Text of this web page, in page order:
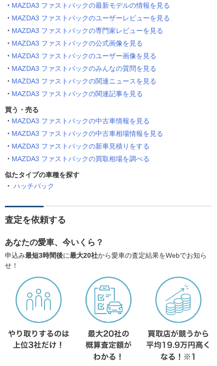
MAZDA3 ファストバックの最新モデルの情報を見る
MAZDA3 ファストバックのユーザーレビューを見る
MAZDA3 ファストバックの専門家レビューを見る
MAZDA3 ファストバックの公式画像を見る
MAZDA3 ファストバックのユーザー画像を見る
MAZDA3 ファストバックのみんなの質問を見る
MAZDA3 ファストバックの関連ニュースを見る
MAZDA3 ファストバックの関連記事を見る
買う・売る
MAZDA3 ファストバックの中古車情報を見る
MAZDA3 ファストバックの中古車相場情報を見る
MAZDA3 ファストバックの新車見積りをする
MAZDA3 ファストバックの買取相場を調べる
似たタイプの車種を探す
ハッチバック
査定を依頼する
あなたの愛車、今いくら？
申込み最短3時間後に最大20社から愛車の査定結果をWebでお知ら
せ！